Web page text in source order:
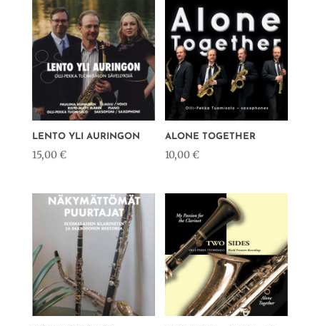
LENTO YLI AURINGON
15,00€
ALONE TOGETHER
10,00€